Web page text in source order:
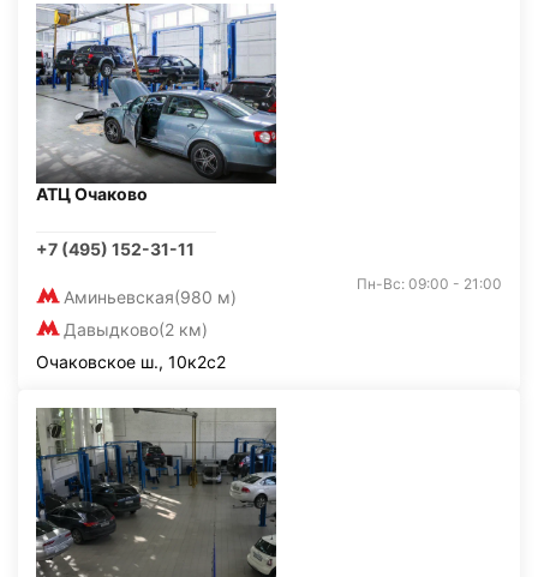
АТЦ Очаково
+7 (495) 152-31-11
Аминьевская(980 м)
Давыдково(2 км)
Пн-Вс: 09:00 - 21:00
Очаковское ш., 10к2с2